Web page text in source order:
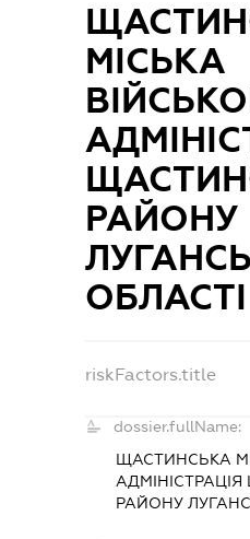
МІСЬКА
РАЙОНУ
ОБЛАСТІ
riskFactors.title
dossier.fullName:
ЩАСТИНСЬКА
РАЙОНУ